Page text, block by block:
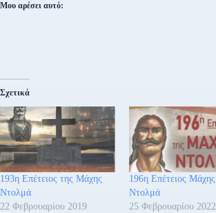
Μου αρέσει αυτό:
Σχετικά
193η Επέτειος της Μάχης
Ντολμά
22 Φεβρουαρίου 2019
196η Επέτειος Μάχης
Ντολμά
25 Φεβρουαρίου 2022